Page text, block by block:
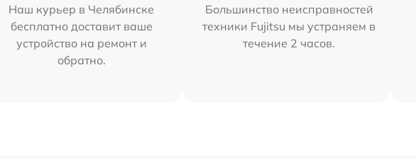
Наш курьер в Челябинске
бесплатно доставит ваше
устройство на ремонт и
обратно.
Большинство неисправностей
техники Fujitsu мы устраняем в
течение 2 часов.